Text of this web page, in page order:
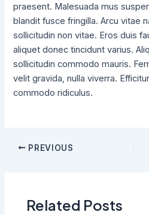
praesent. Malesuada mus
blandit fusce fringilla. Arcu vitae
sollicitudin non vitae. Eros duis
aliquet donec tincidunt varius.
sollicitudin commodo mauris.
velit gravida, nulla viverra.
commodo ridiculus.
PREVIOUS
Related Posts